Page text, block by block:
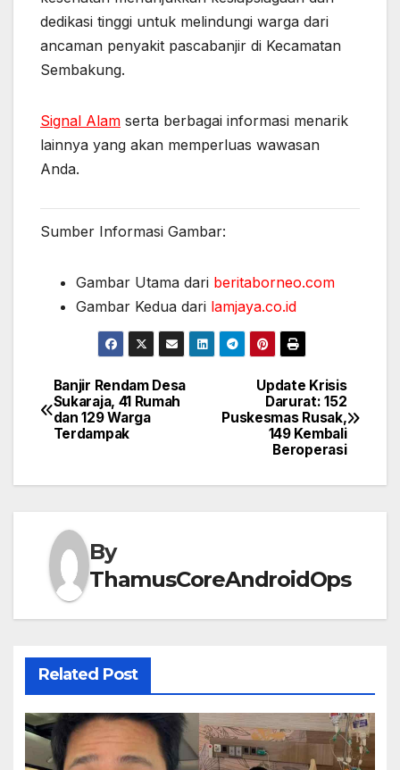
dedikasi tinggi untuk melindungi warga dari
ancaman penyakit pascabanjir di Kecamatan
Sembakung.
Signal Alam serta berbagai informasi menarik
lainnya yang akan memperluas wawasan
Anda.
Sumber Informasi Gambar:
Gambar Utama dari beritaborneo.com
Gambar Kedua dari lamjaya.co.id
Post
navigation
Update Krisis
Darurat: 152
Puskesmas Rusak,
149 Kembali
Beroperasi
Banjir Rendam Desa
Sukaraja, 41 Rumah
dan 129 Warga
Terdampak
By
ThamusCoreAndroidOps
Related Post